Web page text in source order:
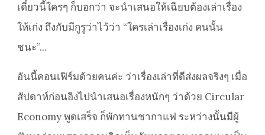
เดี๋ยวนี้ใครๆ ก็บอกว่า จะนำเสนอให้เฉียบต้องเล่าเรื่อง
ให้เก่ง ถึงกับมีกูรูว่าไว้ว่า “ใครเล่าเรื่องเก่ง คนนั้น
ชนะ”...
อันนี้คอนเฟิร์มด้วยคนค่ะ ว่าเรื่องเล่าที่ดีส่งผลจริงๆ เมื่อ
สัปดาห์ก่อนอิงไปนำเสนอเรื่องหนักๆ ว่าด้วย Circular
Economy พูดเสร็จ ก็พักทานชากาแฟ ระหว่างนั้นมีผู้